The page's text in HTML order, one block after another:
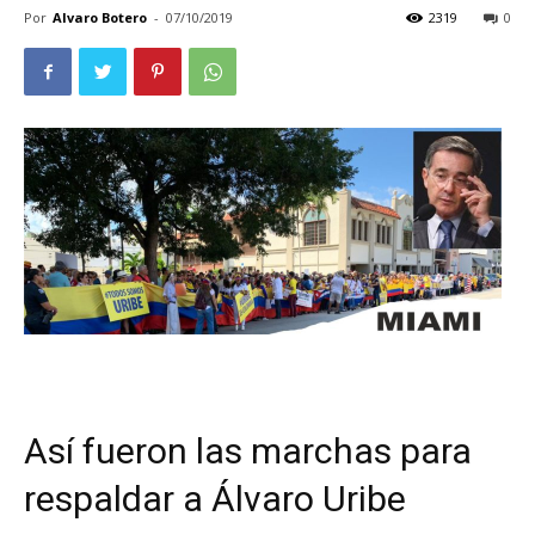
Por Alvaro Botero - 07/10/2019 0
2319
Así fueron las marchas para
respaldar a Álvaro Uribe